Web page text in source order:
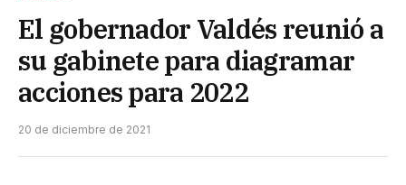
El gobernador Valdés reunió a
su gabinete para diagramar
acciones para 2022
20 de diciembre de 2021